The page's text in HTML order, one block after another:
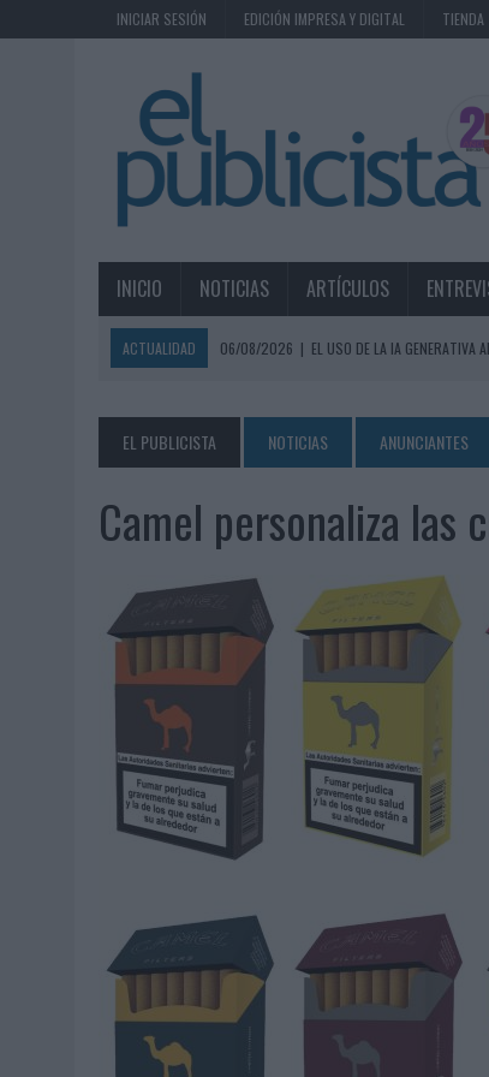
INICIAR SESIÓN EDICIÓN IMPRESA Y DIGITAL TIENDA
INICIO NOTICIAS ARTÍCULOS
ACTUALIDAD 06/08/2026 | EL USO DE LA IA GENERATIVA
06/08/2026 | LA IA ESTÁ SUBIENDO EL LISTÓN DE LA
BEON WORLDWIDE LANZA RAÍZ URBANA PARA
05/08/2026
FABRA COMUNICACIÓN INCORPORA A CASONÁ
05/08/2026 | LOPESAN HOTELS & RESORTS ACERCA EL
05/08/2026
LUIS ARQUILLOS (BURGO DE ARIAS): “LA
MONEDA”
04/08/2026
‘EL PARAÍSO MÁS CERCA’, DE 22GRADOS
04/08/2026
‘LA ÚNICA CERVEZA DEL MUNDO QUE SE
04/08/2026 | ‘EL FÚTBOL SIN LAS PERSONAS’, DE DENTSU
04/08/2026 | CAPAZ, LA CERVEZA QUE CONVIERTE CADA
BABARIA Y MAXIBON SON ‘EL MATCH PERFECTO
03/08/2026
‘VUELVE EL FÚTBOL. VUELVE A SOÑAR’, DE VML
03/08/2026
MOVISTAR APELA A LA ILUSIÓN DE LAS
03/08/2026 | EL REAL BETIS INVITA A LOS AFICIONADOS A
03/08/2026
KFC CONVIERTE LOS UBER EN UN HOMENAJE
EL PUBLICISTA NOTICIAS ANUNCIANTES
Camel personaliza las